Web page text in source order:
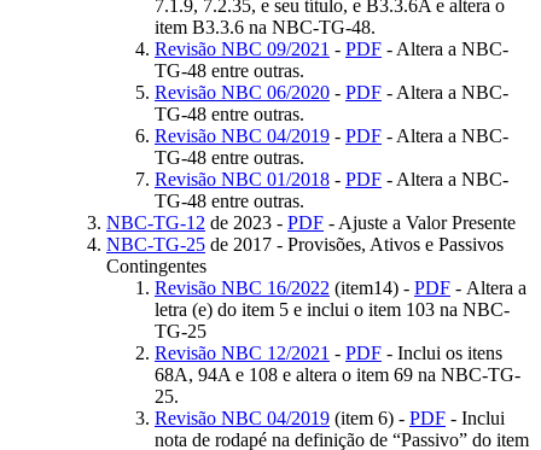
7.1.9, 7.2.35, e seu título, e B3.3.6A e altera o
item B3.3.6 na NBC-TG-48.
Revisão NBC 09/2021 - PDF - Altera a NBC-
TG-48 entre outras.
Revisão NBC 06/2020 - PDF - Altera a NBC-
TG-48 entre outras.
Revisão NBC 04/2019 - PDF - Altera a NBC-
TG-48 entre outras.
Revisão NBC 01/2018 - PDF - Altera a NBC-
TG-48 entre outras.
NBC-TG-12 de 2023 - PDF - Ajuste a Valor Presente
NBC-TG-25 de 2017 - Provisões, Ativos e Passivos
Contingentes
Revisão NBC 16/2022 (item14) - PDF - Altera a
letra (e) do item 5 e inclui o item 103 na NBC-
TG-25
Revisão NBC 12/2021 - PDF - Inclui os itens
68A, 94A e 108 e altera o item 69 na NBC-TG-
25.
Revisão NBC 04/2019 (item 6) - PDF - Inclui
nota de rodapé na definição de “Passivo” do item